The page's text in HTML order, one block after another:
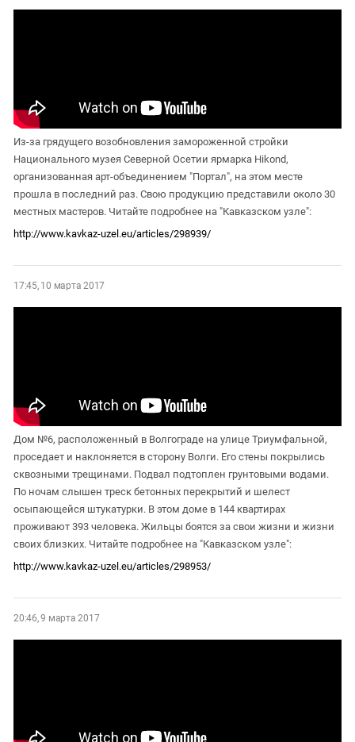
Из-за грядущего возобновления замороженной стройки
Национального музея Северной Осетии ярмарка Hikond,
организованная арт-объединением "Портал", на этом месте
прошла в последний раз. Свою продукцию представили около 30
местных мастеров. Читайте подробнее на "Кавказском узле":
http://www.kavkaz-uzel.eu/articles/298939/
17:45, 10 марта 2017
Дом №6, расположенный в Волгограде на улице Триумфальной,
проседает и наклоняется в сторону Волги. Его стены покрылись
сквозными трещинами. Подвал подтоплен грунтовыми водами.
По ночам слышен треск бетонных перекрытий и шелест
осыпающейся штукатурки. В этом доме в 144 квартирах
проживают 393 человека. Жильцы боятся за свои жизни и жизни
своих близких. Читайте подробнее на "Кавказском узле":
http://www.kavkaz-uzel.eu/articles/298953/
20:46, 9 марта 2017